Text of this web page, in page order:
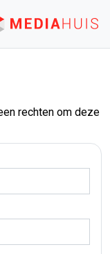
rechten om deze